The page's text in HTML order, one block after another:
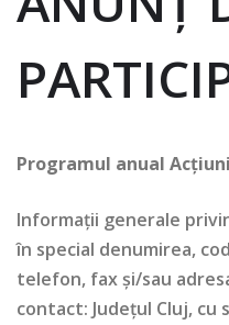
Programul anual
Informații generale
în special denumirea,
telefon, fax și/sau
contact: Județul Cluj, cu